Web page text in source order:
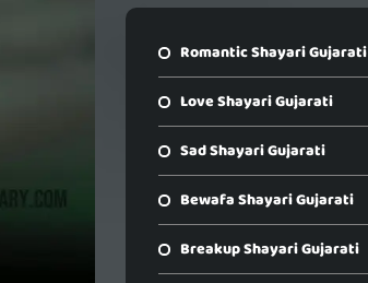
Romantic Shayari Gujarati
Love Shayari Gujarati
Sad Shayari Gujarati
Bewafa Shayari Gujarati
Breakup Shayari Gujarati